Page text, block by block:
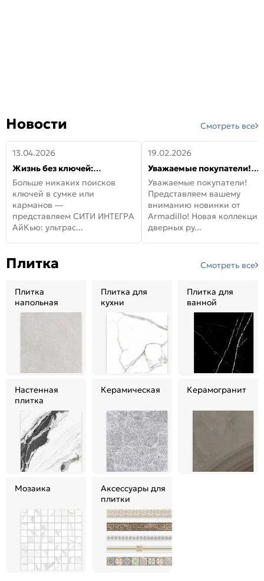
Новости Смотреть все
13.04.2026
Жизнь без ключей:
встречайте новую дверь
СИТИ ИНТЕГРА АйКью!
Больше никаких поисков
ключей в сумке или
карманов —
представляем СИТИ ИНТЕГРА
АйКью: ультрас...
19.02.2026
Уважаемые покупатели!
Представляем вашему
вниманию новинки от
Armadillo!
Уважаемые покупатели!
Представляем вашему
вниманию новинки от
Armadillo! Новая коллекция
дверных ру...
Плитка Смотреть все
Плитка
напольная
Плитка для
кухни
Плитка для
ванной
Настенная
плитка
Керамическая Керамогранит
Мозаика
Аксессуары для
плитки